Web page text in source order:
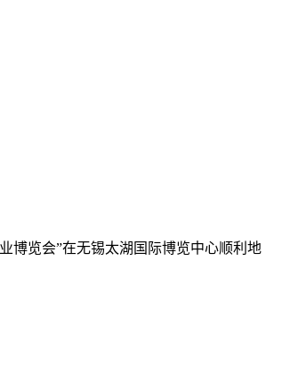
博览会”在无锡太湖国际博览中心顺利地